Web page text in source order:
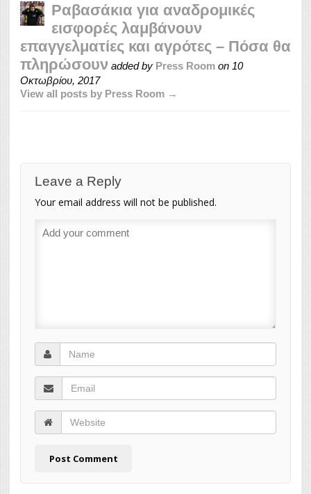
Ραβασάκια για αναδρομικές
εισφορές λαμβάνουν
επαγγελματίες και αγρότες – Πόσα θα
πληρώσουν added by Press Room on 10
Οκτωβρίου, 2017
View all posts by Press Room →
Leave a Reply
Your email address will not be published.